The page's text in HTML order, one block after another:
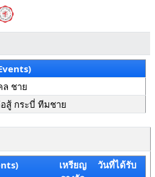
ชาย
สู้ กระบี่ ทีมชาย
เหรียญ
วันที่ได้รับ